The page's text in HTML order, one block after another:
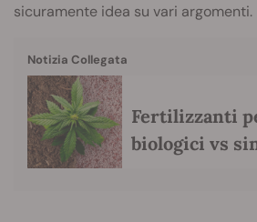
sicuramente idea su vari argomenti.
Notizia Collegata
Fertilizzanti
biologici vs